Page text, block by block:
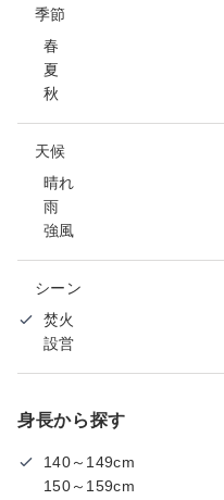
季節
春
夏
秋
天候
晴れ
雨
強風
シーン
焚火
設営
身長から探す
140～149cm
150～159cm